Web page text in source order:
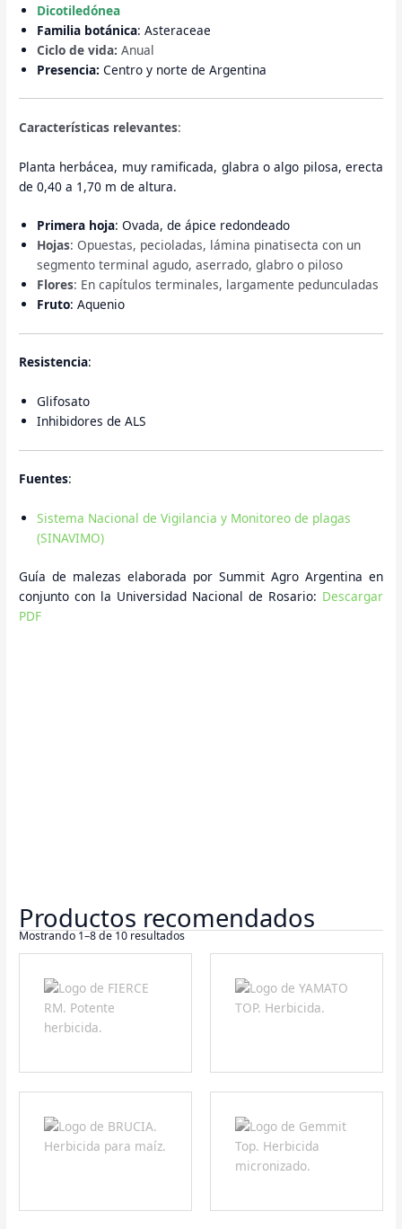
Dicotiledónea
Familia botánica: Asteraceae
Ciclo de vida: Anual
Presencia: Centro y norte de Argentina
Características relevantes:
Planta herbácea, muy ramificada, glabra o algo pilosa, erecta
de 0,40 a 1,70 m de altura.
Primera hoja: Ovada, de ápice redondeado
Hojas: Opuestas, pecioladas, lámina pinatisecta con un
segmento terminal agudo, aserrado, glabro o piloso
Flores: En capítulos terminales, largamente pedunculadas
Fruto: Aquenio
Resistencia:
Glifosato
Inhibidores de ALS
Fuentes:
Sistema Nacional de Vigilancia y Monitoreo de plagas
(SINAVIMO)
Guía de malezas elaborada por Summit Agro Argentina en
conjunto con la Universidad Nacional de Rosario: Descargar
PDF
Mostrando 1–8 de 10 resultados